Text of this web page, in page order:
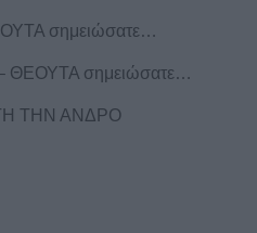
σημειώσατε…
ΘΕΟΥΤΑ σημειώσατε…
ΤΗΝ ΑΝΔΡΟ